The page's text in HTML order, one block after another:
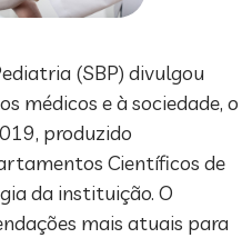
(SBP) divulgou
médicos e à sociedade, o
produzido
Científicos de
da instituição. O
mais atuais para